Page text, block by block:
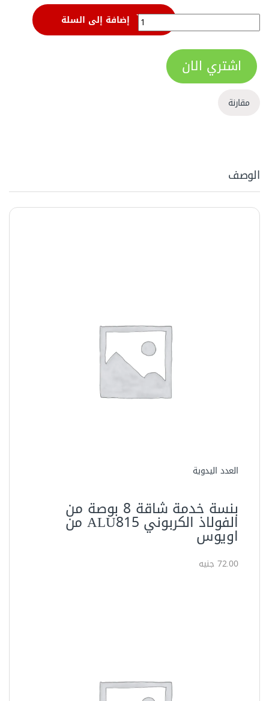
بنسة كلابة مجوفة 7بوصة ALM207 quantity إضافة إلى السلة
اشتري الان
مقارنة
الوصف
العدد اليدوية
بنسة خدمة شاقة 8 بوصة من
الفولاذ الكربوني ALU815 من
اويوس
72.00 جنيه